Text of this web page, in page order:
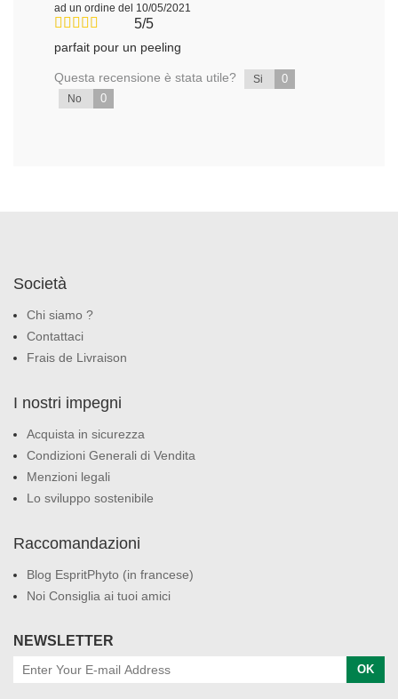
ad un ordine del 10/05/2021
5/5
parfait pour un peeling
Questa recensione è stata utile? Si 0
No 0
Società
Chi siamo ?
Contattaci
Frais de Livraison
I nostri impegni
Acquista in sicurezza
Condizioni Generali di Vendita
Menzioni legali
Lo sviluppo sostenibile
Raccomandazioni
Blog EspritPhyto (in francese)
Noi Consiglia ai tuoi amici
NEWSLETTER
OK